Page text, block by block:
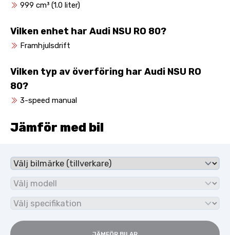
999 cm³ (1.0 liter)
Vilken enhet har Audi NSU RO 80?
Framhjulsdrift
Vilken typ av överföring har Audi NSU RO
80?
3-speed manual
Jämför med bil